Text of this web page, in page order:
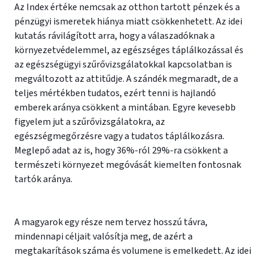
Az Index értéke nemcsak az otthon tartott pénzek és a
pénzügyi ismeretek hiánya miatt csökkenhetett. Az idei
kutatás rávilágított arra, hogy a válaszadóknak a
környezetvédelemmel, az egészséges táplálkozással és
az egészségügyi szűrővizsgálatokkal kapcsolatban is
megváltozott az attitűdje. A szándék megmaradt, de a
teljes mértékben tudatos, ezért tenni is hajlandó
emberek aránya csökkent a mintában. Egyre kevesebb
figyelem jut a szűrővizsgálatokra, az
egészségmegőrzésre vagy a tudatos táplálkozásra.
Meglepő adat az is, hogy 36%-ról 29%-ra csökkent a
természeti környezet megóvását kiemelten fontosnak
tartók aránya.
A magyarok egy része nem tervez hosszú távra,
mindennapi céljait valósítja meg, de azért a
megtakarítások száma és volumene is emelkedett. Az idei